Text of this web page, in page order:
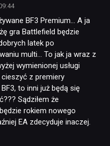
BF3 Premium… A ja
gra Battlefield będzie
latek po
multi… To jak ja wraz z
wymienionej usługi
z premiery
to inni już będą się
Sądziłem że
rokiem nowego
EA zdecyduje inaczej.